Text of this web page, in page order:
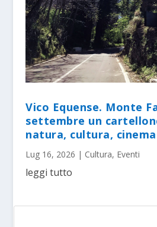
Vico Equense. Monte
settembre un
natura, cultura,
Lug 16, 2026 | Cultura, Eventi
leggi tutto